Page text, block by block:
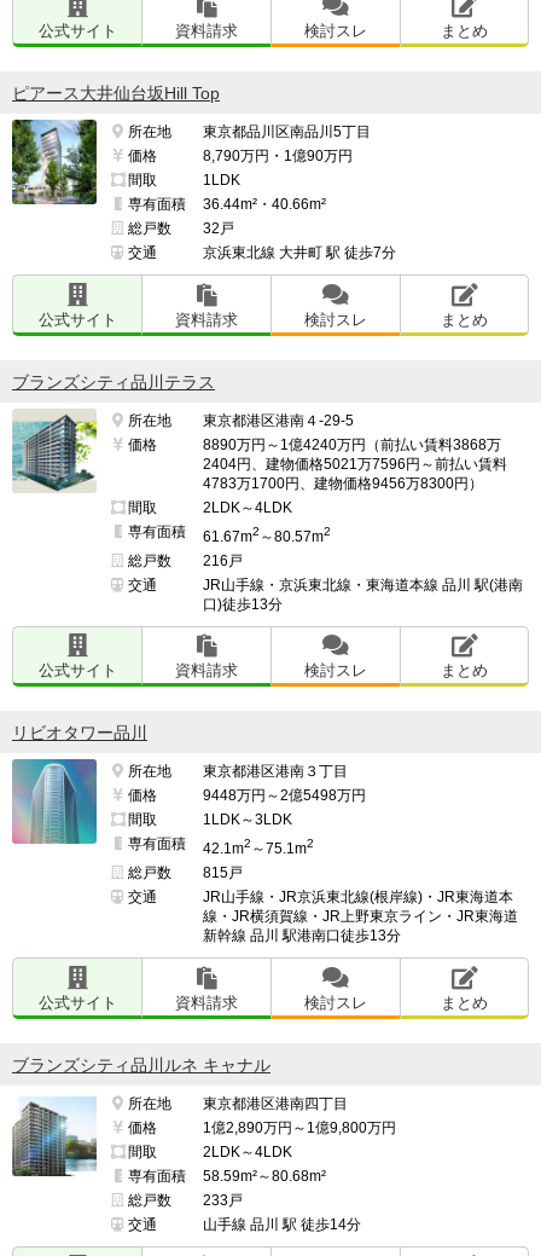
公式サイト 資料請求 検討スレ まとめ
ピアース大井仙台坂Hill Top
所在地
東京都品川区南品川5丁目
価格
8,790万円・1億90万円
間取
1LDK
専有面積
36.44m²・40.66m²
総戸数
32戸
交通
京浜東北線 大井町 駅 徒歩7分
公式サイト 資料請求 検討スレ まとめ
ブランズシティ品川テラス
所在地
東京都港区港南４-29-5
価格
8890万円～1億4240万円（前払い賃料3868万
2404円、建物価格5021万7596円～前払い賃料
4783万1700円、建物価格9456万8300円）
間取
2LDK～4LDK
専有面積
61.67m2 ～80.57m2
総戸数
216戸
交通
JR山手線・京浜東北線・東海道本線 品川 駅(港南
口)徒歩13分
公式サイト 資料請求 検討スレ まとめ
リビオタワー品川
所在地
東京都港区港南３丁目
価格
9448万円～2億5498万円
間取
1LDK～3LDK
専有面積
42.1m2 ～75.1m2
総戸数
815戸
交通
JR山手線・JR京浜東北線(根岸線)・JR東海道本
線・JR横須賀線・JR上野東京ライン・JR東海道
新幹線 品川 駅港南口徒歩13分
公式サイト 資料請求 検討スレ まとめ
ブランズシティ品川ルネ キャナル
所在地
東京都港区港南四丁目
価格
1億2,890万円～1億9,800万円
間取
2LDK～4LDK
専有面積
58.59m²～80.68m²
総戸数
233戸
交通
山手線 品川 駅 徒歩14分